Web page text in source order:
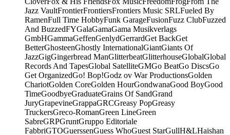
Jazz VaultFrontierFrontiersFrontiers Music SRLFueled By
RamenFull Time HobbyFunk GarageFusionFuzz ClubFuzzed
And BuzzedFYGalaGamaGama Musikverlags
GmbHGammaGeffenGenlydGerrardGet BackGet
BetterGhosteenGhostly InternationalGiantGiants Of
JazzGigGingerbread ManGlitterbeatGlitterhouseGlobalGlobal
Records And TapesGlobal SatelliteGMGo BeatGo DiscsGo
Get OrganizedGo! Bop!Godz ov War ProductionsGolden
ChariotGolden CoreGolden HourGondwanaGood BoyGood
TimeGoodbyeGraduateGrains Of SandGrand
JuryGrapevineGrappaGRCGreasy PopGreasy
TruckersGreco-RomanGreen LineGreen
SabreGRPGruntGruppo Editoriale
FabbriGTOGuerssenGuess WhoGuest StarGullH&LHaishan